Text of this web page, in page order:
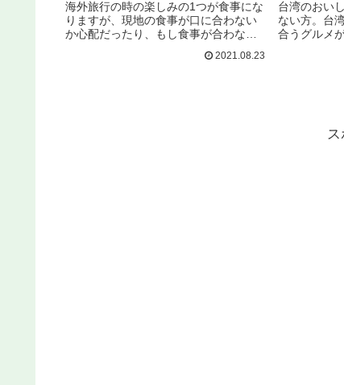
海外旅行の時の楽しみの1つが食事にな
りますが、現地の食事が口に合わない
か心配だったり、もし食事が合わなか
ったらどうしようか悩んでいません
か？食事の問題は好き嫌いが激しい方
2021.08.23
台湾のおい
ない方。台
合うグルメ
湾グルメを
大鶏排（ダ
ス